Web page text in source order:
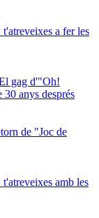
a fer les
gag d'"Oh!
30 anys després
de "Joc de
amb les